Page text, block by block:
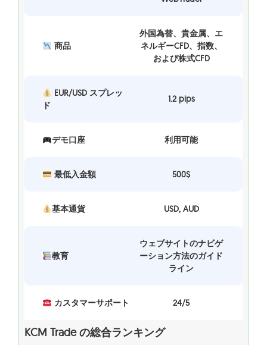
商品
外国為替、貴金属、エ
ネルギーCFD、指数、
および株式CFD
EUR/USD スプレッ
ド
1.2 pips
デモ口座 利用可能
最低入金額 500$
基本通貨 USD, AUD
教育
ウェブサイトのナビゲ
ーション方法のガイド
ライン
カスタマーサポート 24/5
KCM Trade の総合ランキング